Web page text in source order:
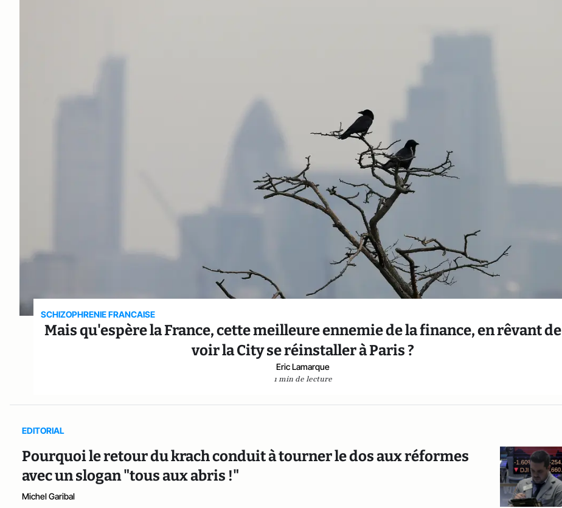
SCHIZOPHRENIE FRANCAISE
Mais qu'espère la France, cette meilleure ennemie de la finance, en rêvant de
voir la City se réinstaller à Paris ?
Eric Lamarque
1 min de lecture
EDITORIAL
Pourquoi le retour du krach conduit à tourner le dos aux réformes
avec un slogan "tous aux abris !"
Michel Garibal